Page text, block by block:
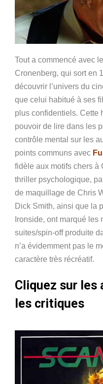
Tout a commencé avec le
Cronenberg, qui sort en
découvrir l’univers du
que celui habitué à ses
plus confidentiels. Cette
pouvoir de lire dans les
contrôle mental sur les
points communs avec
fidèle aux motifs chers à
thriller psychologique,
de maquillage de Chris
Dick Smith, ainsi que la
Ironside, ont marqué les
suites/spin-off produite
n’a évidemment pas le
caractère très récréatif.
Cliquez sur les
les critiques